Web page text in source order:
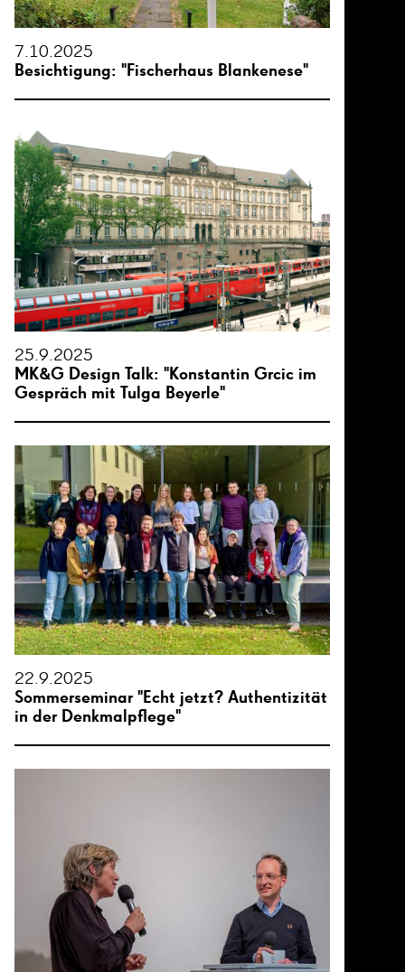
7.10.2025
Besichtigung: "Fischerhaus Blankenese"
25.9.2025
MK&G Design Talk: "Konstantin Grcic im
Gespräch mit Tulga Beyerle"
22.9.2025
Sommerseminar "Echt jetzt? Authentizität
in der Denkmalpflege"